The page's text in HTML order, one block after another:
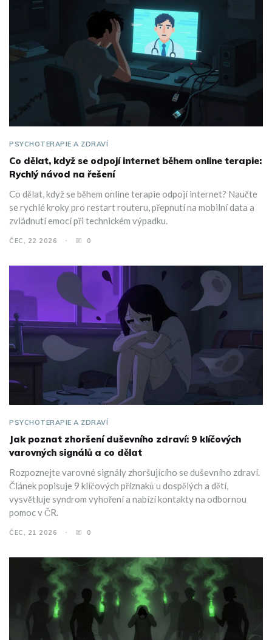
PSYCHOTERAPIE A ZDRAVÍ
Co dělat, když se odpojí internet během online terapie:
Rychlý návod na řešení
Co dělat, když se během online terapie odpojí internet? Naučte
se rychlé kroky pro restart routeru, přepnutí na mobilní data a
zvládnutí emocí při technickém výpadku.
ČEC, 22 2026 0
PSYCHOTERAPIE A ZDRAVÍ
Jak poznat zhoršení duševního zdraví: 9 klíčových
varovných signálů a co dělat
Rozpoznejte varovné signály zhoršujícího se duševního zdraví.
Článek popisuje 9 klíčových příznaků u dospělých a dětí,
vysvětluje syndrom vyhoření a nabízí kontakty na odbornou
pomoc v ČR.
ČEC, 21 2026 0